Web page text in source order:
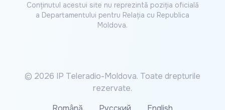
Conținutul acestui site nu reprezintă poziția oficială
a Departamentului pentru Relația cu Republica
Moldova.
© 2026 IP Teleradio-Moldova. Toate drepturile
rezervate.